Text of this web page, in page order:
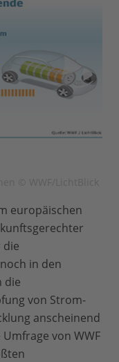
europäischen
die
in den
die
von Strom-
anscheinend
von WWF